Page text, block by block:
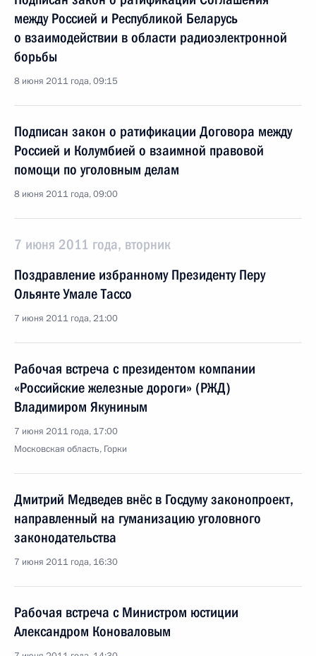
между Россией и Республикой Беларусь
о взаимодействии в области радиоэлектронной
борьбы
8 июня 2011 года, 09:15
Подписан закон о ратификации Договора между
Россией и Колумбией о взаимной правовой
помощи по уголовным делам
8 июня 2011 года, 09:00
7 июня 2011 года, вторник
Поздравление избранному Президенту Перу
Ольянте Умале Тассо
7 июня 2011 года, 21:00
Рабочая встреча с президентом компании
«Российские железные дороги» (РЖД)
Владимиром Якуниным
7 июня 2011 года, 17:00
Московская область, Горки
Дмитрий Медведев внёс в Госдуму законопроект,
направленный на гуманизацию уголовного
законодательства
7 июня 2011 года, 16:30
Рабочая встреча с Министром юстиции
Александром Коноваловым